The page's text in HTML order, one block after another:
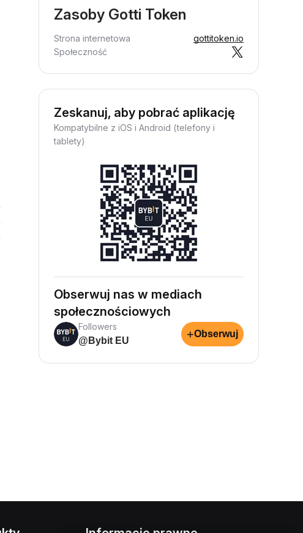
Zasoby Gotti Token
Strona internetowa
gottitoken.io
Społeczność
Zeskanuj, aby pobrać aplikację
Kompatybilne z iOS i Android (telefony i
tablety)
Obserwuj nas w mediach
społecznościowych
Followers
@Bybit EU
+Obserwuj